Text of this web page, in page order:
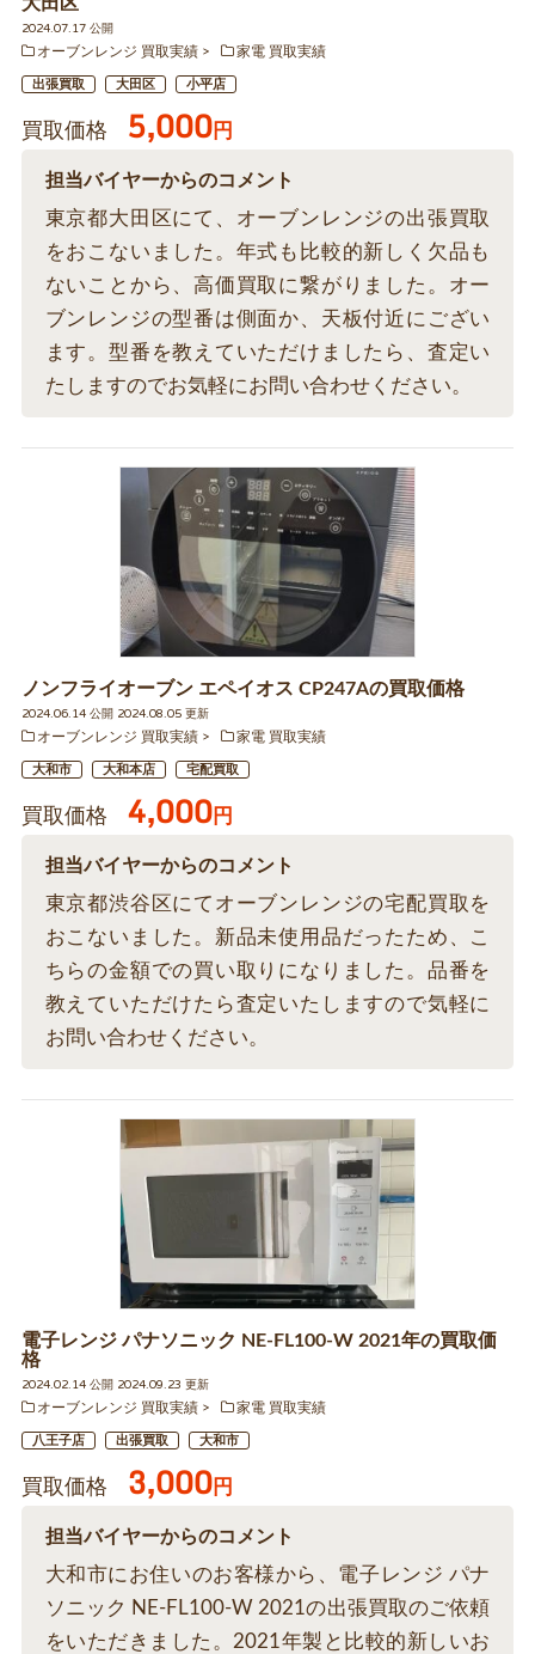
大田区
2024.07.17 公開
オーブンレンジ 買取実績
家電 買取実績
出張買取 大田区 小平店
買取価格 5,000円
担当バイヤーからのコメント
東京都大田区にて、オーブンレンジの出張買取
をおこないました。年式も比較的新しく欠品も
ないことから、高価買取に繋がりました。オー
ブンレンジの型番は側面か、天板付近にござい
ます。型番を教えていただけましたら、査定い
たしますのでお気軽にお問い合わせください。
ノンフライオーブン エペイオス CP247Aの買取価格
2024.06.14 公開 2024.08.05 更新
オーブンレンジ 買取実績
家電 買取実績
大和市 大和本店 宅配買取
買取価格 4,000円
担当バイヤーからのコメント
東京都渋谷区にてオーブンレンジの宅配買取を
おこないました。新品未使用品だったため、こ
ちらの金額での買い取りになりました。品番を
教えていただけたら査定いたしますので気軽に
お問い合わせください。
電子レンジ パナソニック NE-FL100-W 2021年の買取価
格
2024.02.14 公開 2024.09.23 更新
オーブンレンジ 買取実績
家電 買取実績
八王子店 出張買取 大和市
買取価格 3,000円
担当バイヤーからのコメント
大和市にお住いのお客様から、電子レンジ パナ
ソニック NE-FL100-W 2021の出張買取のご依頼
をいただきました。2021年製と比較的新しいお